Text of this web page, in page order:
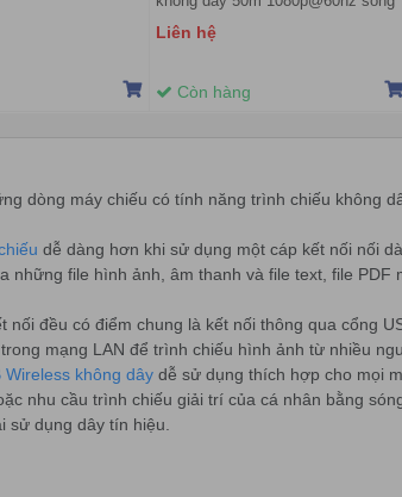
5Ghz Ugreen 50633A cao cấp
Liên hệ
Còn hàng
dòng máy chiếu có tính năng trình chiếu không
dễ dàng hơn khi sử dụng một cáp kết nối nối
những file hình ảnh, âm thanh và file text, file
đều có điểm chung là kết nối thông qua cổng
mạng LAN để trình chiếu hình ảnh từ nhiều
Wireless không dây dễ sử dụng thích hợp cho mọi
nhu cầu trình chiếu giải trí của cá nhân bằng
sử dụng dây tín hiệu.